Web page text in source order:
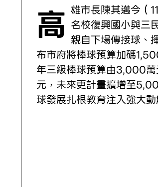
高雄市長陳其邁今（11日）親赴高雄棒球 名校復興國小與三
親自下場傳接球、
布市府將棒球預算加碼
年三級棒球預算由3,000
元，未來更計畫擴增至
球發展扎根教育注入強大動